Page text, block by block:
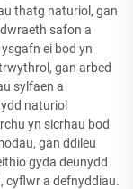
thatg naturiol, gan
safon a
ei bod yn
gan arbed
sylfaen a
naturiol
yn sicrhau bod
gan ddileu
gyda deunydd
cyflwr a defnyddiau.